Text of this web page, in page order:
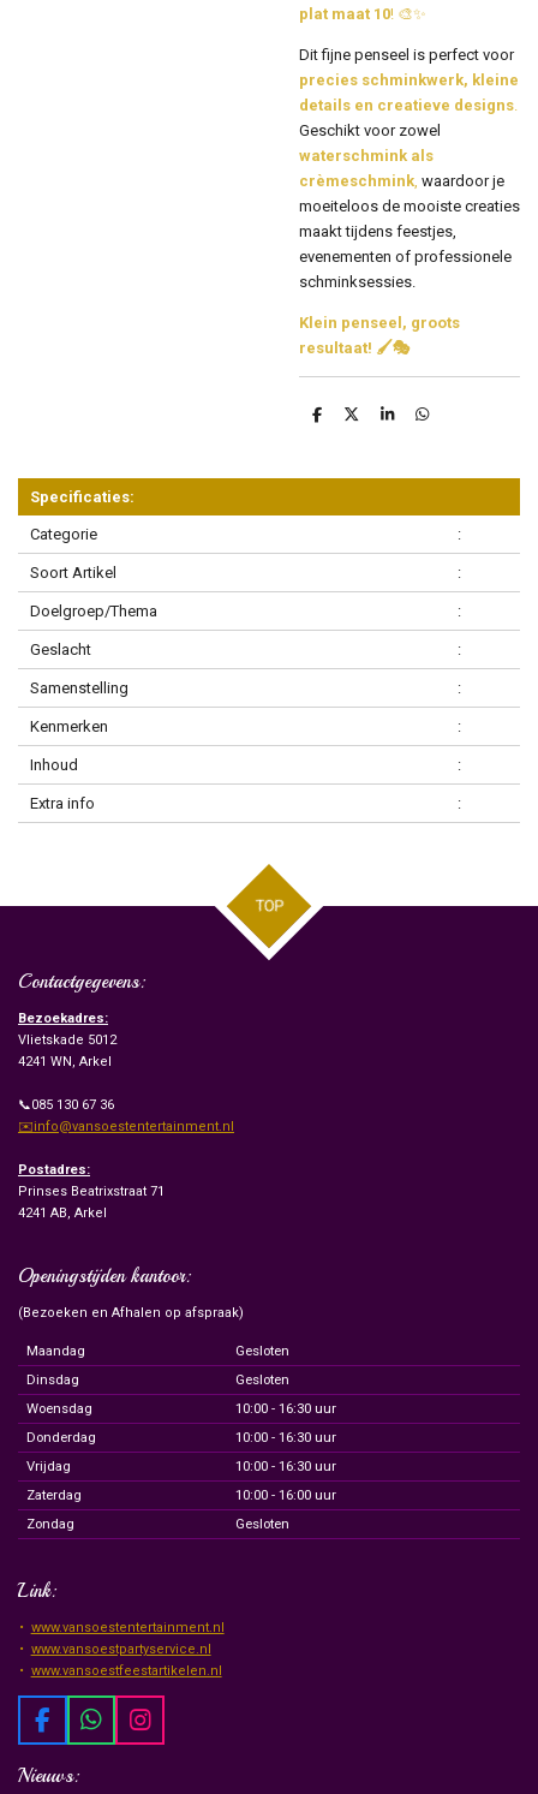
plat maat 10! 🎨✨
Dit fijne penseel is perfect voor
precies schminkwerk, kleine
details en creatieve designs
Geschikt voor zowel
waterschmink als
crèmeschmink waardoor je
moeiteloos de mooiste creaties
maakt tijdens feestjes,
evenementen of professionele
schminksessies.
Klein penseel, groots
resultaat! 🖌️🎭
D
n
D
S
e
D
n
Specificaties:
Categorie :
Soort Artikel :
Doelgroep/Thema :
Geslacht :
Samenstelling :
Kenmerken :
Inhoud :
Extra info :
TOP
Contactgegevens:
Bezoekadres:
Vlietskade 5012
4241 WN, Arkel
📞085 130 67 36
✉️info@vansoestentertainment.nl
Postadres:
Prinses Beatrixstraat 71
4241 AB, Arkel
Openingstijden kantoor:
(Bezoeken en Afhalen op afspraak)
Maandag
Gesloten
Dinsdag
Gesloten
Woensdag
10:00 - 16:30 uur
Donderdag
10:00 - 16:30 uur
Vrijdag
10:00 - 16:30 uur
Zaterdag
10:00 - 16:00 uur
Zondag
Gesloten
Link:
www.vansoestentertainment.nl
www.vansoestpartyservice.nl
www.vansoestfeestartikelen.nl
F
a
c
W
h
I
n
Nieuws: